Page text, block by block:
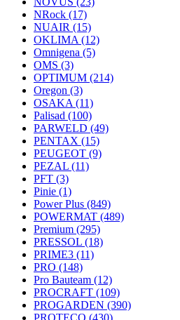
NRock (17)
NUAIR (15)
OKLIMA (12)
Omnigena (5)
OMS (3)
OPTIMUM (214)
Oregon (3)
OSAKA (11)
Palisad (100)
PARWELD (49)
PENTAX (15)
PEUGEOT (9)
PEZAL (11)
PFT (3)
Pinie (1)
Power Plus (849)
POWERMAT (489)
Premium (295)
PRESSOL (18)
PRIME3 (11)
PRO (148)
Pro Bauteam (12)
PROCRAFT (109)
PROGARDEN (390)
PROTECO (430)